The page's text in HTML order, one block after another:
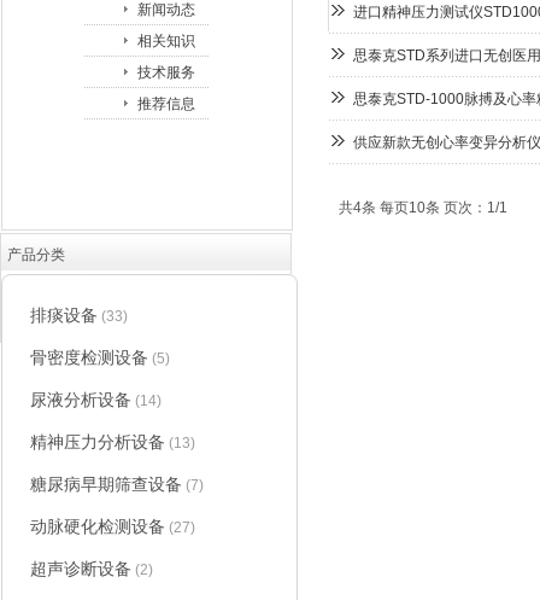
进口精神压力测试仪
思泰克STD系列进口无创医
思泰克STD-1000脉搏及心
供应新款无创心率变异分析
共4条 每页10条 页次：1/1
产品分类
新闻动态
相关知识
技术服务
推荐信息
排痰设备 (33)
骨密度检测设备 (5)
尿液分析设备 (14)
精神压力分析设备 (13)
糖尿病早期筛查设备 (7)
动脉硬化检测设备 (27)
超声诊断设备 (2)